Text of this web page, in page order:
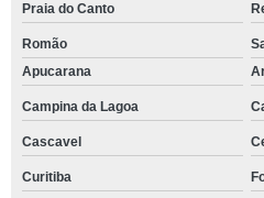
Praia do Canto
Romão
Apucarana
Campina da Lagoa
Cascavel
Curitiba